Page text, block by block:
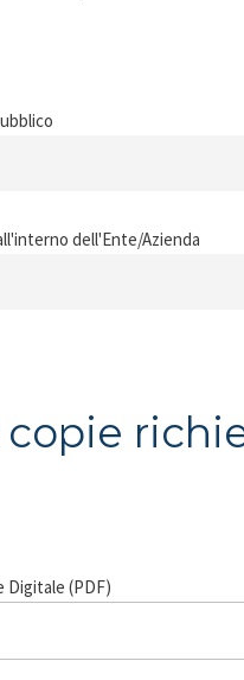
dell'Ente/Azienda
Digitale (PDF)